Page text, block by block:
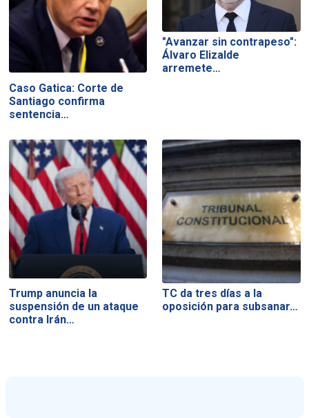
Caso Gatica: Corte de
Santiago confirma
sentencia…
"Avanzar sin contrapeso":
Álvaro Elizalde
arremete…
Trump anuncia la
suspensión de un ataque
contra Irán…
TC da tres días a la
oposición para subsanar…